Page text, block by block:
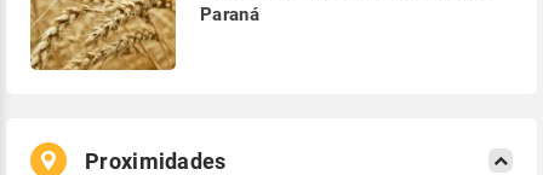
Paraná
Proximidades